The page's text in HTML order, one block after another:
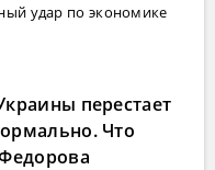
удар по экономике
перестает
Что